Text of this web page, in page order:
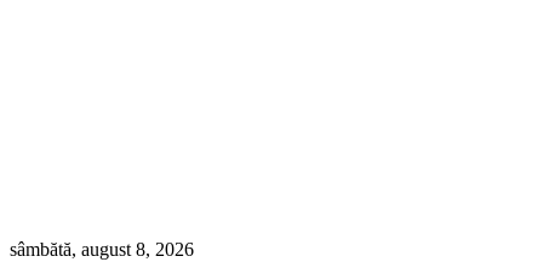
sâmbătă, august 8, 2026